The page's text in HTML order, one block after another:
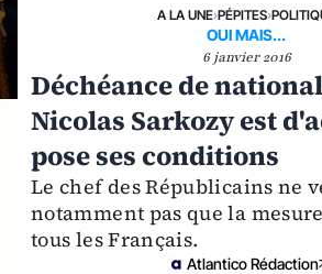
A LA UNE›PÉPITES›
OUI MAIS...
6 janvier 2016
Déchéance de
Nicolas Sarkozy est
pose ses conditions
Le chef des Républicains ne
notamment pas que la
tous les Français.
Atlantico Rédaction